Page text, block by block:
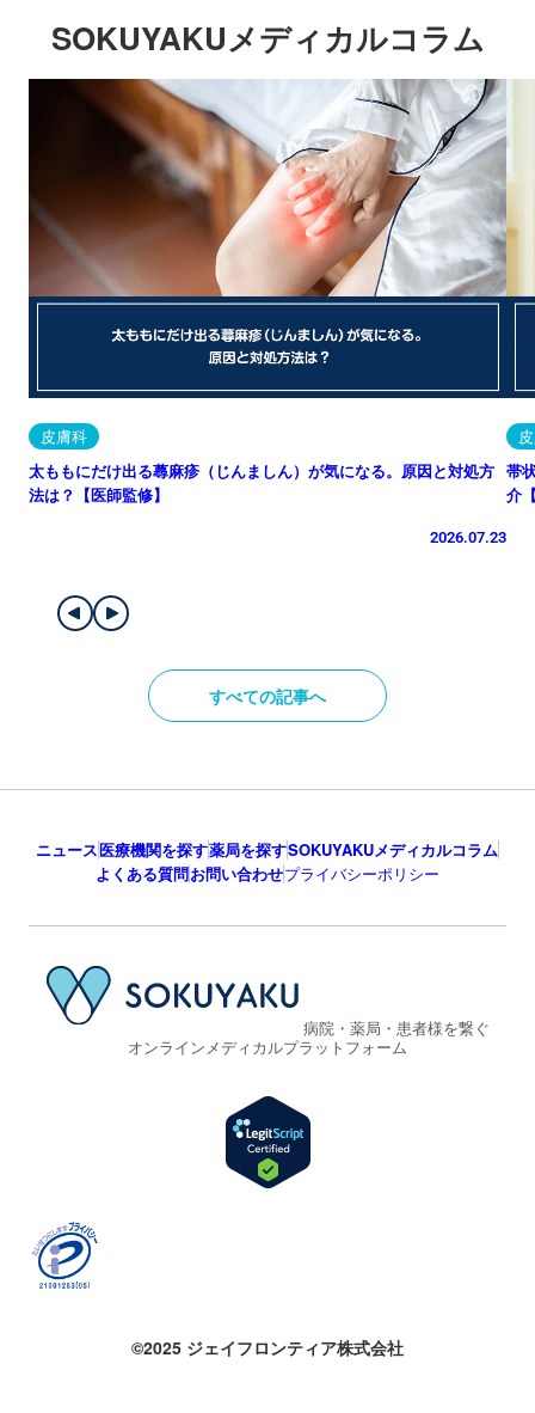
SOKUYAKUメディカルコラム
皮膚科
太ももにだけ出る蕁麻疹（じんましん）が気になる。原因と対処方
法は？【医師監修】
2026.07.23
帯
介
すべての記事へ
ニュース医療機関を探す薬局を探すSOKUYAKUメディカルコラム
よくある質問お問い合わせプライバシーポリシー
病院・薬局・患者様を繋ぐ
オンラインメディカルプラットフォーム
©2025 ジェイフロンティア株式会社